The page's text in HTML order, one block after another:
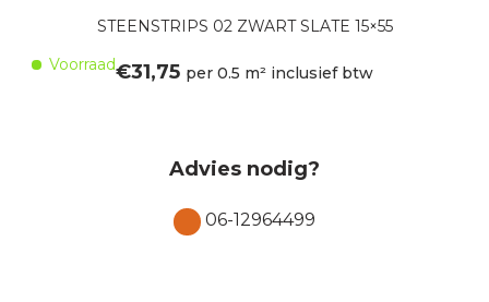
STEENSTRIPS 02 ZWART SLATE 15×55
Voorraad€31,75 per 0.5 m² inclusief btw
Advies nodig?
06-12964499